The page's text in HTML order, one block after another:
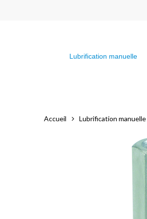
Lubrification manuelle
Accueil Lubrification manuelle